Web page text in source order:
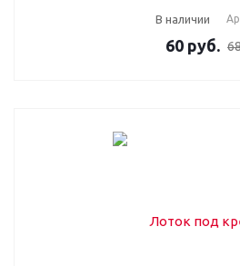
В наличии
60 руб.